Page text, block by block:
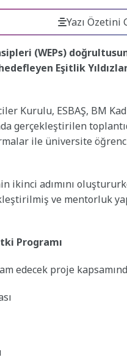
Yazı Özetini
(WEPs)
Eşitlik
Kurulu, ESBAŞ, BM
gerçekleştirilen
ile üniversite
ikinci adımını
ve mentorluk
Programı
edecek proje